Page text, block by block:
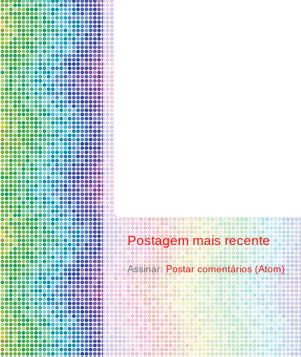
Postagem mais recente
Assinar:Postar comentários (Atom)